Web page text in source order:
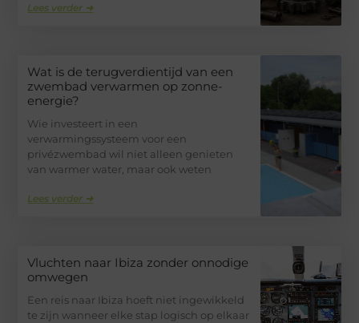
Lees verder ➜
Wat is de terugverdientijd van een
zwembad verwarmen op zonne-
energie?
Wie investeert in een
verwarmingssysteem voor een
privézwembad wil niet alleen genieten
van warmer water, maar ook weten
Lees verder ➜
Vluchten naar Ibiza zonder onnodige
omwegen
Een reis naar Ibiza hoeft niet ingewikkeld
te zijn wanneer elke stap logisch op elkaar